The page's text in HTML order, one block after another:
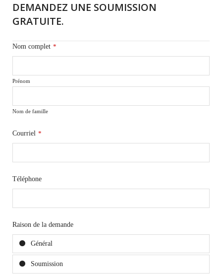
DEMANDEZ UNE SOUMISSION
GRATUITE.
Nom complet *
Prénom
Nom de famille
Courriel *
Téléphone
Raison de la demande
Général
Soumission